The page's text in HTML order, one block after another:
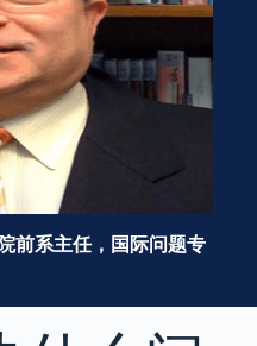
前系主任，国际问题专